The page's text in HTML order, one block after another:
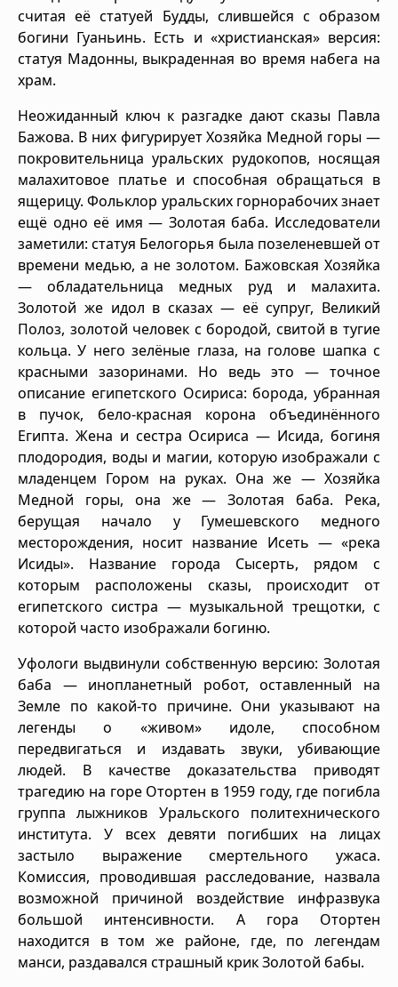
считая её статуей Будды, слившейся с образом
богини Гуаньинь. Есть и «христианская» версия:
статуя Мадонны, выкраденная во время набега на
храм.
Неожиданный ключ к разгадке дают сказы Павла
Бажова. В них фигурирует Хозяйка Медной горы —
покровительница уральских рудокопов, носящая
малахитовое платье и способная обращаться в
ящерицу. Фольклор уральских горнорабочих знает
ещё одно её имя — Золотая баба. Исследователи
заметили: статуя Белогорья была позеленевшей от
времени медью, а не золотом. Бажовская Хозяйка
— обладательница медных руд и малахита.
Золотой же идол в сказах — её супруг, Великий
Полоз, золотой человек с бородой, свитой в тугие
кольца. У него зелёные глаза, на голове шапка с
красными зазоринами. Но ведь это — точное
описание египетского Осириса: борода, убранная
в пучок, бело-красная корона объединённого
Египта. Жена и сестра Осириса — Исида, богиня
плодородия, воды и магии, которую изображали с
младенцем Гором на руках. Она же — Хозяйка
Медной горы, она же — Золотая баба. Река,
берущая начало у Гумешевского медного
месторождения, носит название Исеть — «река
Исиды». Название города Сысерть, рядом с
которым расположены сказы, происходит от
египетского систра — музыкальной трещотки, с
которой часто изображали богиню.
Уфологи выдвинули собственную версию: Золотая
баба — инопланетный робот, оставленный на
Земле по какой-то причине. Они указывают на
легенды о «живом» идоле, способном
передвигаться и издавать звуки, убивающие
людей. В качестве доказательства приводят
трагедию на горе Отортен в 1959 году, где погибла
группа лыжников Уральского политехнического
института. У всех девяти погибших на лицах
застыло выражение смертельного ужаса.
Комиссия, проводившая расследование, назвала
возможной причиной воздействие инфразвука
большой интенсивности. А гора Отортен
находится в том же районе, где, по легендам
манси, раздавался страшный крик Золотой бабы.